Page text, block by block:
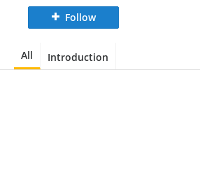
Follow
All Introduction